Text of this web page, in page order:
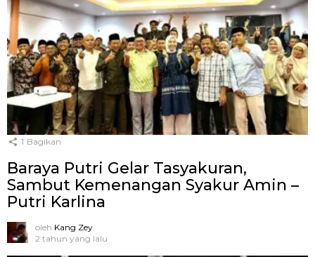
1 Bagikan
Baraya Putri Gelar Tasyakuran,
Sambut Kemenangan Syakur Amin –
Putri Karlina
oleh Kang Zey
2 tahun yang lalu